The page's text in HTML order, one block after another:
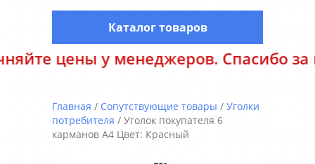
у менеджеров. Спасибо за
Каталог товаров
Главная / Сопутствующие товары / Уголки
потребителя / Уголок покупателя 6
карманов А4 Цвет: Красный